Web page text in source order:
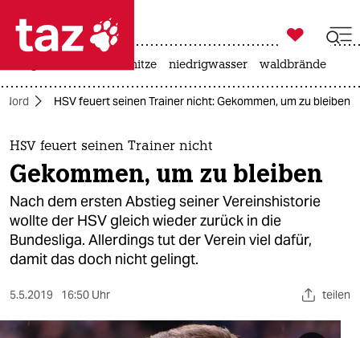
 taz zahl ich
taz zahl ich
themen
politik
öko
gesellschaft
kultur
sport

taz zahl ich
hitze niedrigwasser waldbrände
Nord HSV feuert seinen Trainer nicht: Gekommen, um zu bleiben
HSV feuert seinen Trainer nicht
Gekommen, um zu bleiben
Nach dem ersten Abstieg seiner Vereinshistorie
wollte der HSV gleich wieder zurück in die
Bundesliga. Allerdings tut der Verein viel dafür,
damit das doch nicht gelingt.
5.5.2019 16:50 Uhr teilen